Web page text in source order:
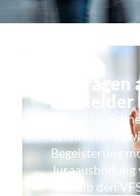
10
Schneider
Zacharias
Schnittstelle
Begeisterung
Juraausbildung
deshalb den